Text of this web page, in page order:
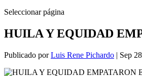
Seleccionar página
HUILA Y EQUIDAD
Publicado porLuis Rene Pichardo | Sep